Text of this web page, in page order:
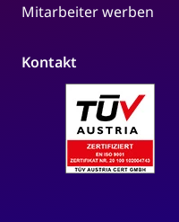
Mitarbeiter werben
Kontakt